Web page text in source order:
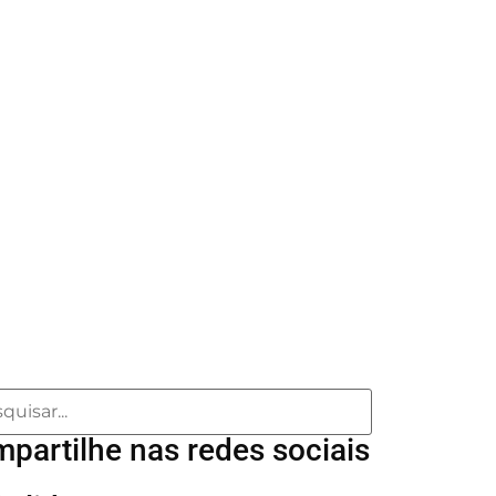
nas redes sociais